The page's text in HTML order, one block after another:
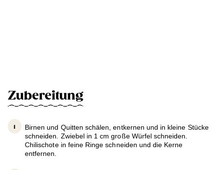
Zubereitung
Birnen und Quitten schälen, entkernen und in kleine Stücke
schneiden. Zwiebel in 1 cm große Würfel schneiden.
Chilischote in feine Ringe schneiden und die Kerne
entfernen.